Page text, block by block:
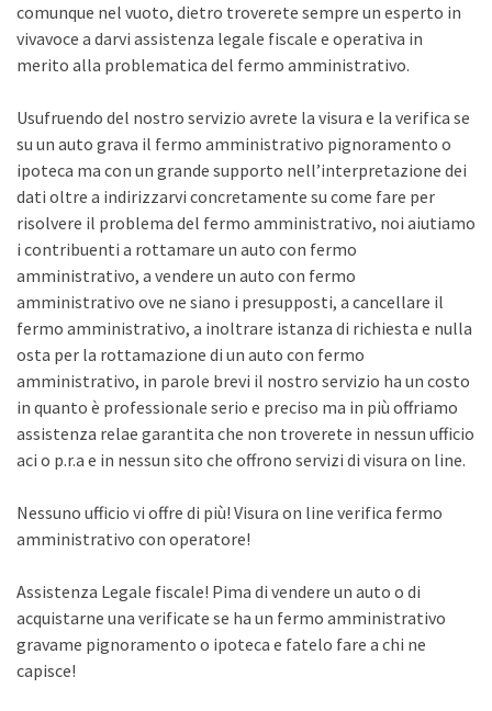
comunque nel vuoto, dietro troverete sempre un esperto in
vivavoce a darvi assistenza legale fiscale e operativa in
merito alla problematica del fermo amministrativo.
Usufruendo del nostro servizio avrete la visura e la verifica se
su un auto grava il fermo amministrativo pignoramento o
ipoteca ma con un grande supporto nell’interpretazione dei
dati oltre a indirizzarvi concretamente su come fare per
risolvere il problema del fermo amministrativo, noi aiutiamo
i contribuenti a rottamare un auto con fermo
amministrativo, a vendere un auto con fermo
amministrativo ove ne siano i presupposti, a cancellare il
fermo amministrativo, a inoltrare istanza di richiesta e nulla
osta per la rottamazione di un auto con fermo
amministrativo, in parole brevi il nostro servizio ha un costo
in quanto è professionale serio e preciso ma in più offriamo
assistenza relae garantita che non troverete in nessun ufficio
aci o p.r.a e in nessun sito che offrono servizi di visura on line.
Nessuno ufficio vi offre di più! Visura on line verifica fermo
amministrativo con operatore!
Assistenza Legale fiscale! Pima di vendere un auto o di
acquistarne una verificate se ha un fermo amministrativo
gravame pignoramento o ipoteca e fatelo fare a chi ne
capisce!